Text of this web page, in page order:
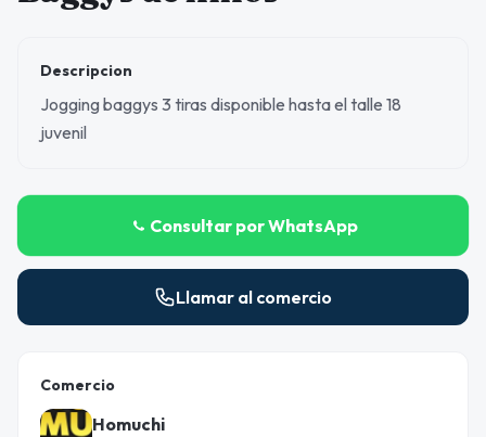
Descripcion
Jogging baggys 3 tiras disponible hasta el talle 18
juvenil
Consultar por WhatsApp
Llamar al comercio
Comercio
Homuchi